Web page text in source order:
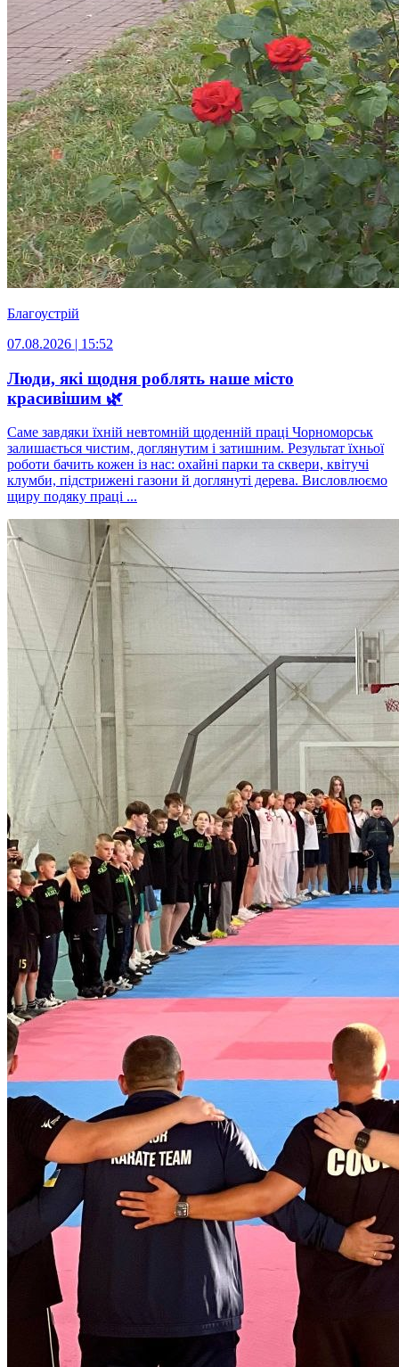
Благоустрій
07.08.2026 | 15:52
Люди, які щодня роблять наше місто
красивішим 🌿
Саме завдяки їхній невтомній щоденній праці Чорноморськ
залишається чистим, доглянутим і затишним. Результат їхньої
роботи бачить кожен із нас: охайні парки та сквери, квітучі
клумби, підстрижені газони й доглянуті дерева. Висловлюємо
щиру подяку праці ...